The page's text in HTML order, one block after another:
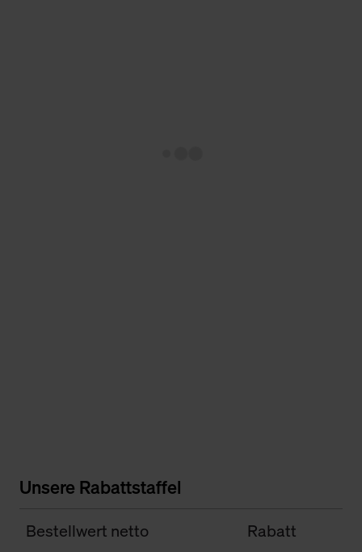
Unsere Rabattstaffel
Bestellwert netto Rabatt